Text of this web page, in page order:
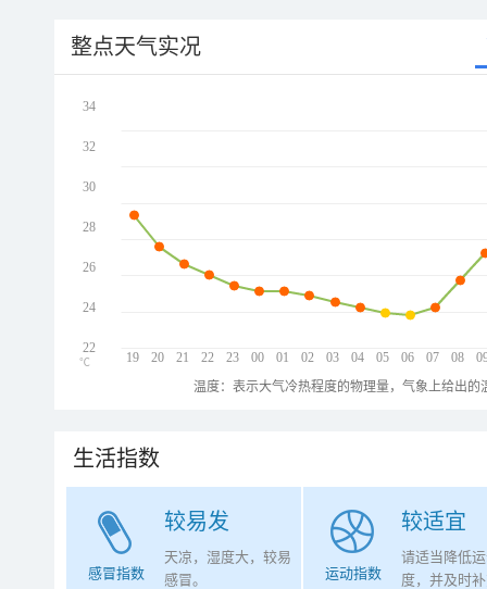
整点天气实况
19 20 21 22 23 00 01 02 03 04 05 06 07 08
34
32
30
28
26
24
22
℃
温度：表示大气冷热程度的物理量，气象上给出
生活指数
较易发
感冒指数
天凉，湿度大，较易
感冒。
较适宜
运动指数
请适当降低
度，并及时